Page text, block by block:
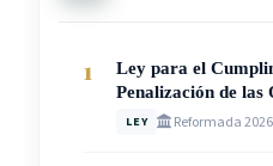
1
Ley para el
Penalización de las
Aptitud Agrícola y
LEY Reformada